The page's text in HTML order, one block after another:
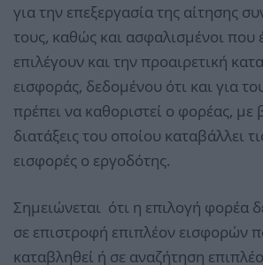
για την επεξεργασία της αίτησης
τους, καθώς και ασφαλισμένοι που
επιλέγουν και την προαιρετική
εισφοράς, δεδομένου ότι και για
πρέπει να καθοριστεί ο φορέας, με
διατάξεις του οποίου καταβάλλει
εισφορές ο εργοδότης.
Σημειώνεται ότι η επιλογή φορέα
σε επιστροφή επιπλέον εισφορών
καταβληθεί ή σε αναζήτηση